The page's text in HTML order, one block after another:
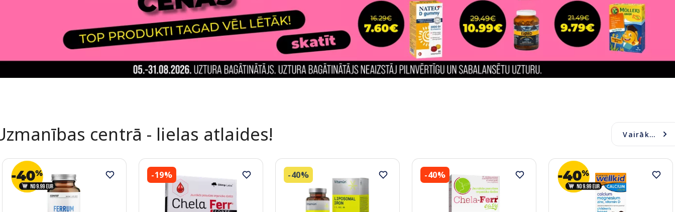
centrā - lielas atlaides! Vairāk...
-19% -40% -40%